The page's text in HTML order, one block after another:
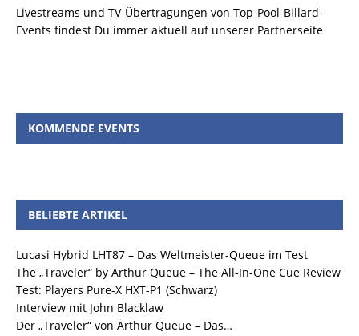
Livestreams und TV-Übertragungen von Top-Pool-Billard-
Events findest Du immer aktuell auf unserer Partnerseite
KOMMENDE EVENTS
BELIEBTE ARTIKEL
Lucasi Hybrid LHT87 – Das Weltmeister-Queue im Test
The „Traveler“ by Arthur Queue – The All-In-One Cue Review
Test: Players Pure-X HXT-P1 (Schwarz)
Interview mit John Blacklaw
Der „Traveler“ von Arthur Queue – Das…